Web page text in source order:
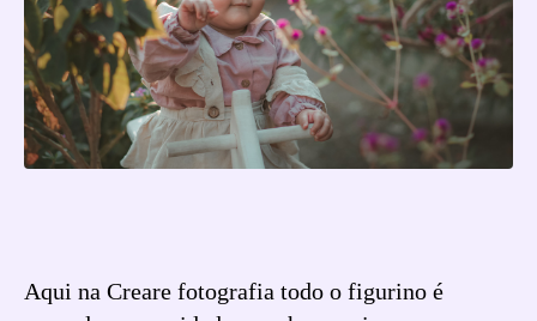
Aqui na Creare fotografia todo o figurino é